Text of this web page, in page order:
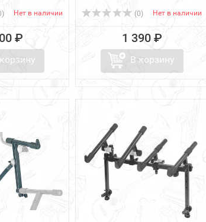
Нет в наличии
₽
(0) Нет в наличии
1 390 ₽
В корзину